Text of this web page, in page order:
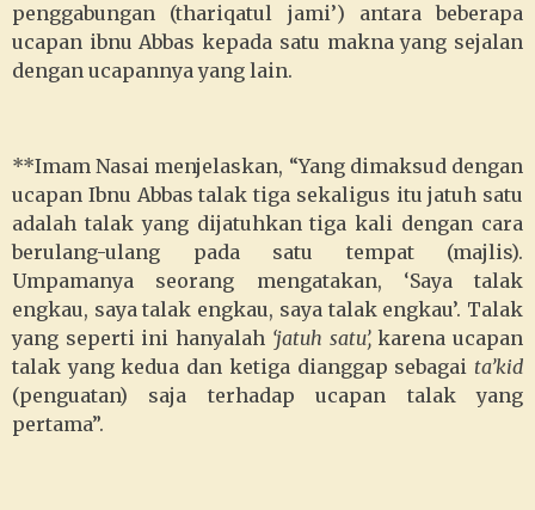
penggabungan (thariqatul jami’) antara beberapa
ucapan ibnu Abbas kepada satu makna yang sejalan
dengan ucapannya yang lain.
**Imam Nasai menjelaskan, “Yang dimaksud dengan
ucapan Ibnu Abbas talak tiga sekaligus itu jatuh satu
adalah talak yang dijatuhkan tiga kali dengan cara
berulang-ulang pada satu tempat (majlis).
Umpamanya seorang mengatakan, ‘Saya talak
engkau, saya talak engkau, saya talak engkau’. Talak
yang seperti ini hanyalah ‘jatuh satu’,karena ucapan
talak yang kedua dan ketiga dianggap sebagai ta’kid
(penguatan) saja terhadap ucapan talak yang
pertama”.